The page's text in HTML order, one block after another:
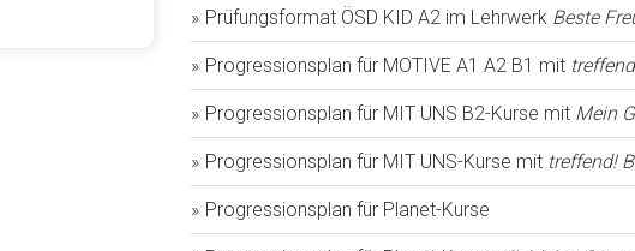
Prüfungsformat ÖSD KID A2 im Lehrwerk Beste
Progressionsplan für MOTIVE A1 A2 B1 mit
Progressionsplan für MIT UNS B2-Kurse mit Mein
Progressionsplan für MIT UNS-Kurse mit treffend!
Progressionsplan für Planet-Kurse